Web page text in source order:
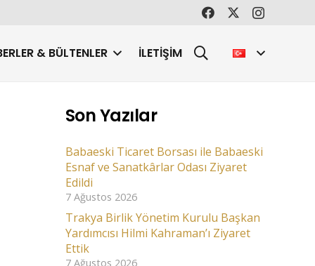
& BÜLTENLER İLETIŞIM
Son Yazılar
Babaeski Ticaret Borsası ile Babaeski
Esnaf ve Sanatkârlar Odası Ziyaret
Edildi
7 Ağustos 2026
Trakya Birlik Yönetim Kurulu Başkan
Yardımcısı Hilmi Kahraman’ı Ziyaret
Ettik
7 Ağustos 2026